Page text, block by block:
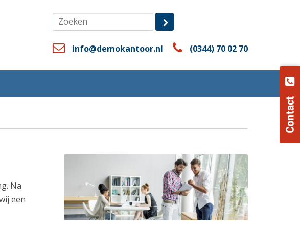
info@demokantoor.nl (0344) 70 02 70
Na
een